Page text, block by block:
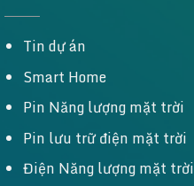
Tin dự án
Smart Home
Pin Năng lượng mặt trời
Pin lưu trữ điện mặt trời
Điện Năng lượng mặt trời